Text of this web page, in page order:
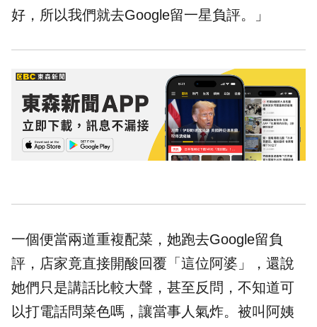
好，所以我們就去Google留一星負評。」
一個便當兩道重複配菜，她跑去Google留負
評，店家竟直接開酸回覆「這位阿婆」，還說
她們只是講話比較大聲，甚至反問，不知道可
以打電話問菜色嗎，讓當事人氣炸。被叫阿姨